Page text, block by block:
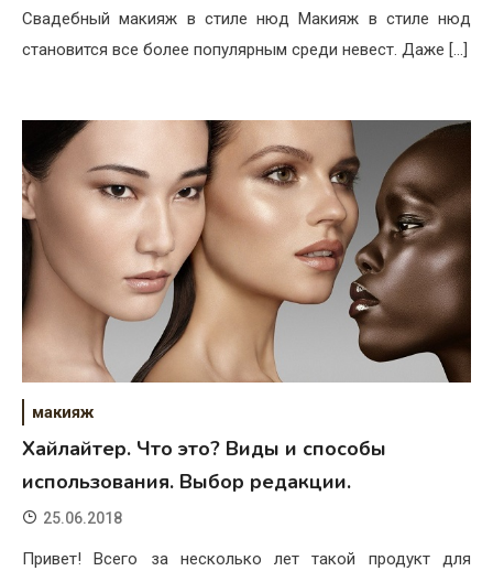
Свадебный макияж в стиле нюд Макияж в стиле нюд
становится все более популярным среди невест. Даже […]
макияж
Хайлайтер. Что это? Виды и способы
использования. Выбор редакции.
25.06.2018
Привет! Всего за несколько лет такой продукт для